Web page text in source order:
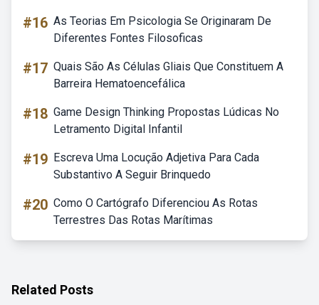
#16 As Teorias Em Psicologia Se Originaram De
Diferentes Fontes Filosoficas
#17 Quais São As Células Gliais Que Constituem A
Barreira Hematoencefálica
#18 Game Design Thinking Propostas Lúdicas No
Letramento Digital Infantil
#19 Escreva Uma Locução Adjetiva Para Cada
Substantivo A Seguir Brinquedo
#20 Como O Cartógrafo Diferenciou As Rotas
Terrestres Das Rotas Marítimas
Related Posts